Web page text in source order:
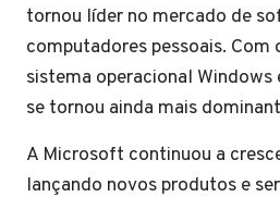
tornou líder no mercado de
computadores pessoais. Com
sistema operacional
se tornou ainda mais
A Microsoft continuou a
lançando novos produtos e